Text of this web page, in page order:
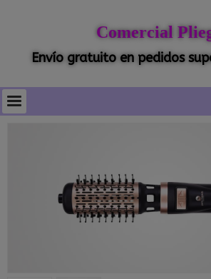
Comercial
Envío gratuito en pedidos